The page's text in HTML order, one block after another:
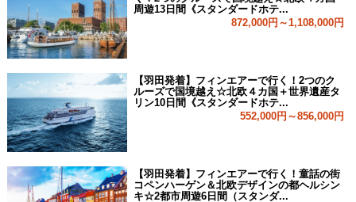
周遊13日間《スタンダードホテ...
872,000円～1,108,000円
【羽田発着】フィンエアーで行く！2つのク
ルーズで国境越え☆北欧４カ国＋世界遺産タ
リン10日間《スタンダードホテ...
552,000円～856,000円
【羽田発着】フィンエアーで行く！童話の街
コペンハーゲン＆北欧デザインの都ヘルシン
キ☆2都市周遊6日間（スタンダ...